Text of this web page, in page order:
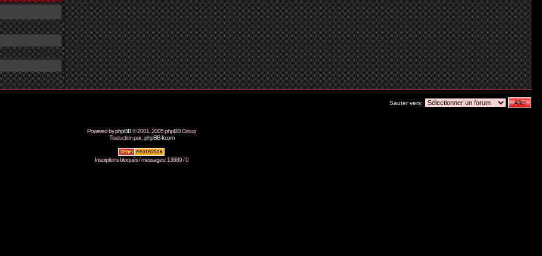
Sauter vers:
Powered byphpBB© 2001, 2005 phpBB Group
Traduction par :phpBB-fr.com
Inscriptions bloqués / messages: 13889 / 0